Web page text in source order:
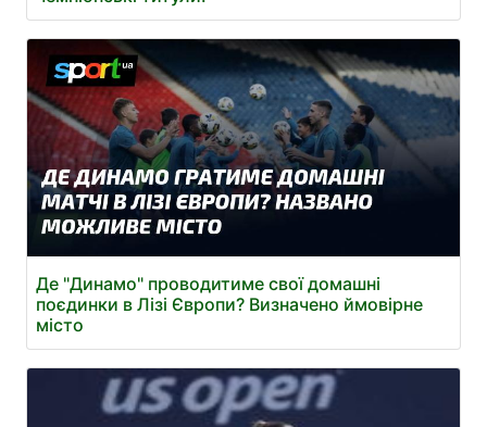
Де "Динамо" проводитиме свої домашні
поєдинки в Лізі Європи? Визначено ймовірне
місто